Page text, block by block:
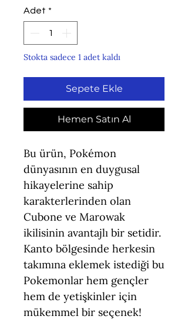
Adet *
Stokta sadece 1 adet kaldı
Sepete Ekle
Hemen Satın Al
Bu ürün, Pokémon
dünyasının en duygusal
hikayelerine sahip
karakterlerinden olan
Cubone ve Marowak
ikilisinin avantajlı bir setidir.
Kanto bölgesinde herkesin
takımına eklemek istediği bu
Pokemonlar hem gençler
hem de yetişkinler için
mükemmel bir seçenek!